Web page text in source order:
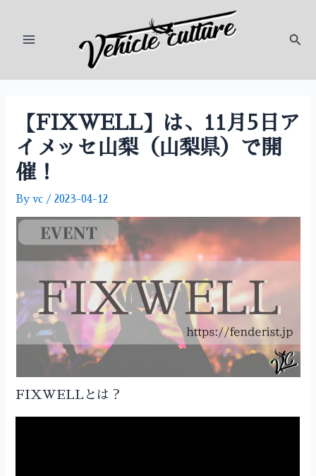
Menu
検
【FIXWELL】は、11月5日ア
イメッセ山梨（山梨県）で開
催！
Byvc /2023-04-12
FIXWELLとは？